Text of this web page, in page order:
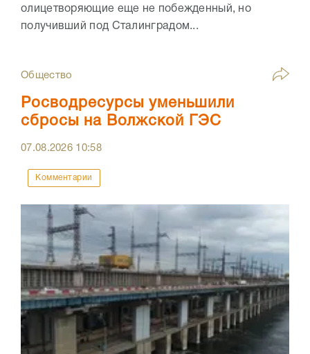
олицетворяющие еще не побежденный, но
получивший под Сталинградом...
Общество
Росводресурсы уменьшили
сбросы на Волжской ГЭС
07.08.2026 10:58
Комментарии